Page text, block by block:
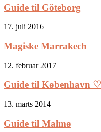
Guide til Göteborg
17. juli 2016
Magiske Marrakech
12. februar 2017
Guide til København ♡
13. marts 2014
Guide til Malmø